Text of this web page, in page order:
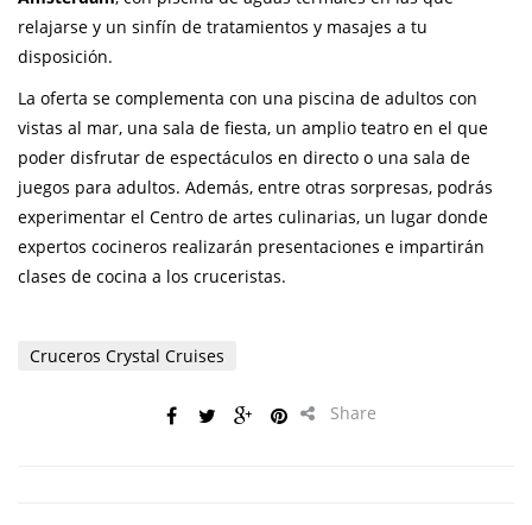
relajarse y un sinfín de tratamientos y masajes a tu
disposición.
La oferta se complementa con una piscina de adultos con
vistas al mar, una sala de fiesta, un amplio teatro en el que
poder disfrutar de espectáculos en directo o una sala de
juegos para adultos. Además, entre otras sorpresas, podrás
experimentar el Centro de artes culinarias, un lugar donde
expertos cocineros realizarán presentaciones e impartirán
clases de cocina a los cruceristas.
Cruceros Crystal Cruises
Share